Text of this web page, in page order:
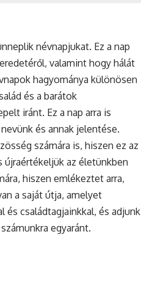
névnapjukat. Ez a nap
valamint hogy hálát
hagyománya különösen
és a barátok
iránt. Ez a nap arra is
és annak jelentése.
számára is, hiszen ez az
újraértékeljük az életünkben
hiszen emlékeztet arra,
a saját útja, amelyet
és családtagjainkkal, és adjunk
egyaránt.